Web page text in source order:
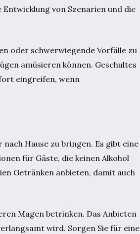
von Szenarien und die
oder schwerwiegende Vorfälle zu
amüsieren können. Geschultes
eingreifen, wenn
Hause zu bringen. Es gibt eine
für Gäste, die keinen Alkohol
Getränken anbieten, damit auch
Magen betrinken. Das Anbieten
wird. Sorgen Sie für eine